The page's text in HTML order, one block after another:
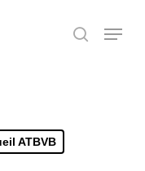
search
Menu
ATBVB